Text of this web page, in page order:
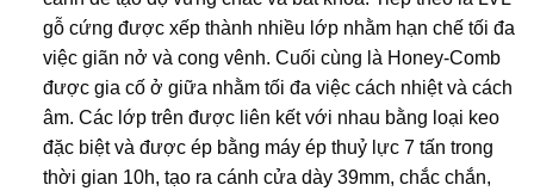
gỗ cứng được xếp thành nhiều lớp nhằm hạn chế tối đa
việc giãn nở và cong vênh. Cuối cùng là Honey-Comb
được gia cố ở giữa nhằm tối đa việc cách nhiệt và cách
âm. Các lớp trên được liên kết với nhau bằng loại keo
đặc biệt và được ép bằng máy ép thuỷ lực 7 tấn trong
thời gian 10h, tạo ra cánh cửa dày 39mm, chắc chắn,